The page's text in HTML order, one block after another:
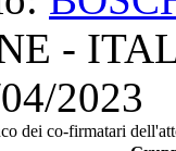
-
2023
dei co-firmatari